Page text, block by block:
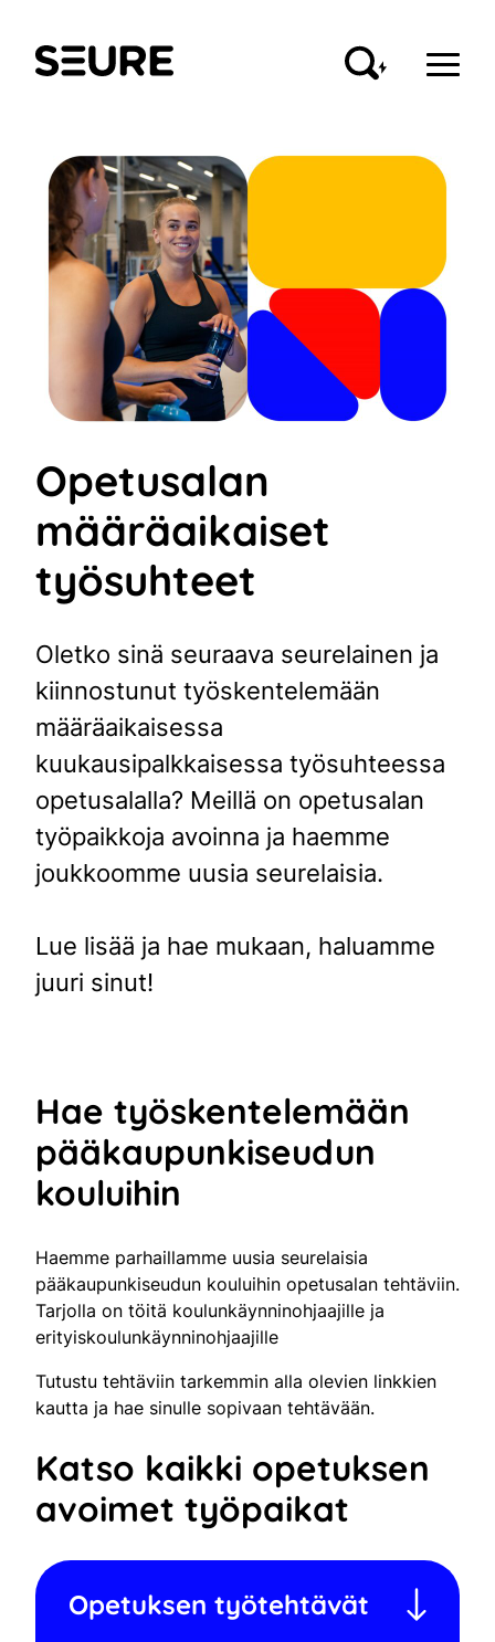
sisältöön
Seure
Opetusalan
määräaikaiset
työsuhteet
Oletko sinä seuraava seurelainen ja
kiinnostunut työskentelemään
määräaikaisessa
kuukausipalkkaisessa työsuhteessa
opetusalalla? Meillä on opetusalan
työpaikkoja avoinna ja haemme
joukkoomme uusia seurelaisia.
Lue lisää ja hae mukaan, haluamme
juuri sinut!
Hae työskentelemään
pääkaupunkiseudun
kouluihin
Haemme parhaillamme uusia seurelaisia
pääkaupunkiseudun kouluihin opetusalan tehtäviin.
Tarjolla on töitä koulunkäynninohjaajille ja
erityiskoulunkäynninohjaajille
Tutustu tehtäviin tarkemmin alla olevien linkkien
kautta ja hae sinulle sopivaan tehtävään.
Katso kaikki opetuksen
avoimet työpaikat
Opetuksen työtehtävät